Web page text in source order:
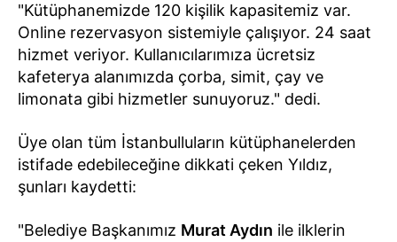
"Kütüphanemizde 120 kişilik kapasitemiz var.
Online rezervasyon sistemiyle çalışıyor. 24 saat
hizmet veriyor. Kullanıcılarımıza ücretsiz
kafeterya alanımızda çorba, simit, çay ve
limonata gibi hizmetler sunuyoruz." dedi.
Üye olan tüm İstanbulluların kütüphanelerden
istifade edebileceğine dikkati çeken Yıldız,
şunları kaydetti:
"Belediye Başkanımız Murat Aydın ile ilklerin